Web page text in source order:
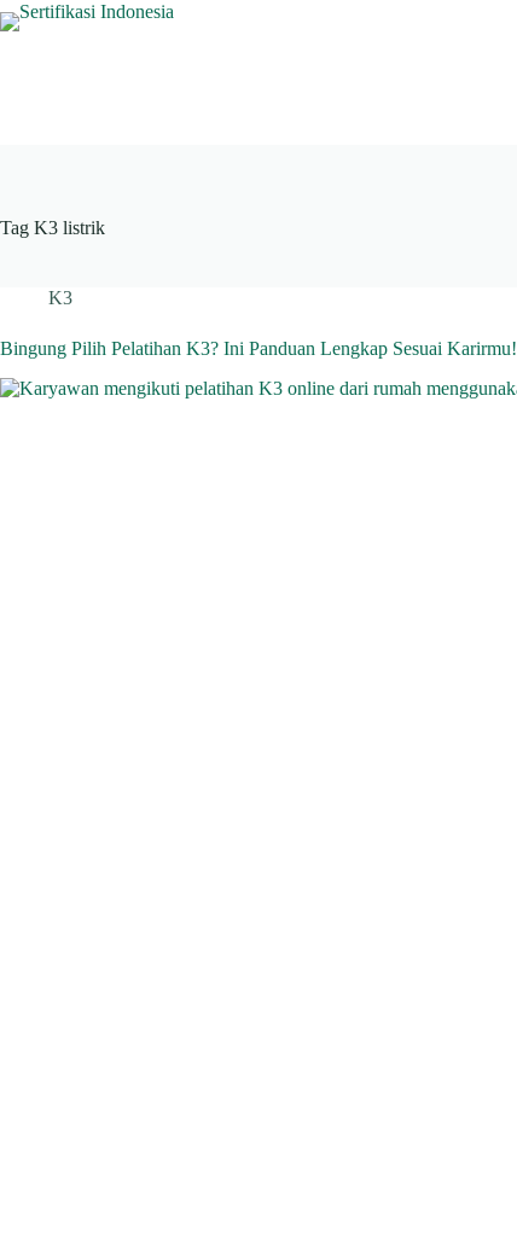
Skip
to
Tag K3 listrik
K3
Bingung Pilih Pelatihan K3? Ini Panduan Lengkap Sesuai Karirmu!